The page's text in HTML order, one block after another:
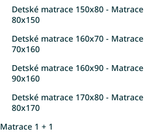
Detské matrace 150x80 - Matrace
80x150
Detské matrace 160x70 - Matrace
70x160
Detské matrace 160x90 - Matrace
90x160
Detské matrace 170x80 - Matrace
80x170
Matrace 1 + 1